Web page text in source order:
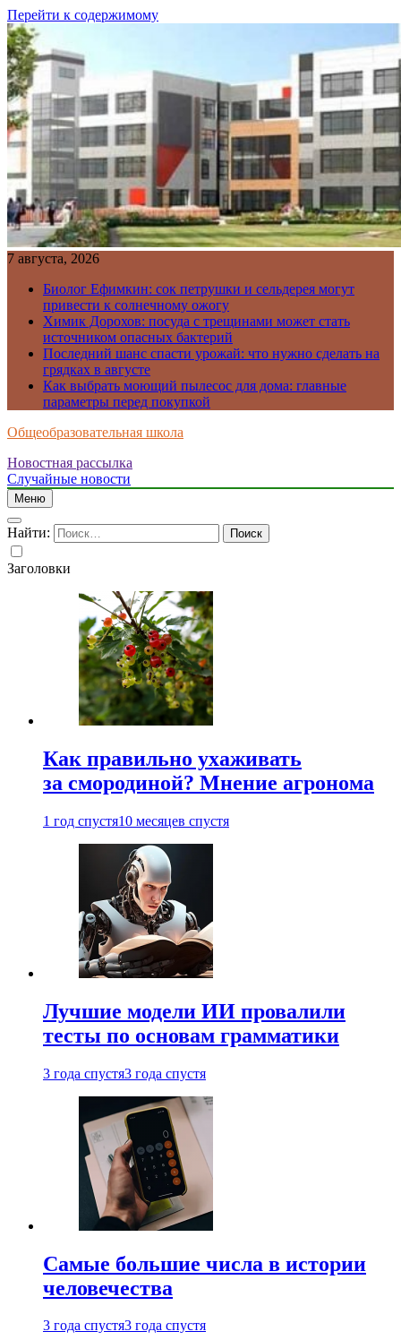
Перейти к содержимому
7 августа, 2026
Биолог Ефимкин: сок петрушки и сельдерея могут
привести к солнечному ожогу
Химик Дорохов: посуда с трещинами может стать
источником опасных бактерий
Последний шанс спасти урожай: что нужно сделать на
грядках в августе
Как выбрать моющий пылесос для дома: главные
параметры перед покупкой
Общеобразовательная школа
Новостная рассылка
Случайные новости
Меню
Найти:
Заголовки
Как правильно ухаживать
за смородиной? Мнение агронома
1 год спустя10 месяцев спустя
Лучшие модели ИИ провалили
тесты по основам грамматики
3 года спустя3 года спустя
Самые большие числа в истории
человечества
3 года спустя3 года спустя